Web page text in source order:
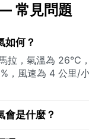
常見問題
如何？
拉，氣溫為 26°C
，風速為 4 公里/
會是什麼？